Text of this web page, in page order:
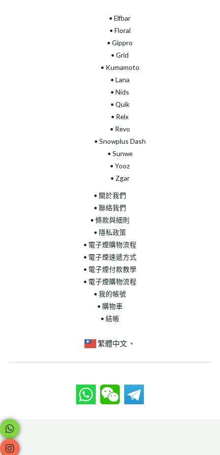
• Elfbar
• Floral
• Gippro
• Grid
• Kumamoto
• Lana
• Nids
• Quik
• Relx
• Revo
• Snowplus Dash
• Sunwe
• Yooz
• Zgar
• 關於我們
• 聯絡我們
• 條款與細則
• 隱私政策
• 電子煙購物流程
• 電子煙速遞方式
• 電子煙付款教學
• 電子煙購物流程
• 我的帳號
• 購物車
• 結帳
繁體中文 ▼